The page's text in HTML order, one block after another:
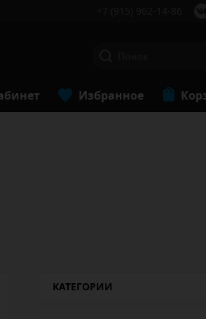
Избранное
КАТЕГОРИИ